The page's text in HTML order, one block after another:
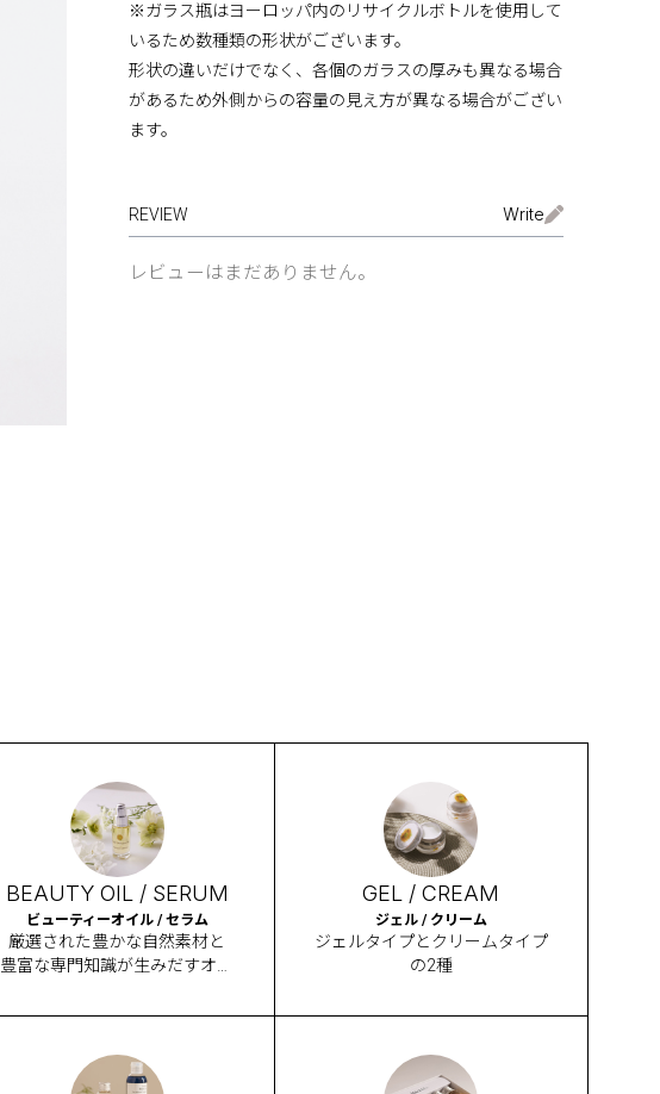
※ガラス瓶はヨーロッパ内のリサイクルボトルを使用して
いるため数種類の形状がございます。
形状の違いだけでなく、各個のガラスの厚みも異なる場合
があるため外側からの容量の見え方が異なる場合がござい
ます。
REVIEW Write
レビューはまだありません。
BEAUTY OIL / SERUM
ビューティーオイル / セラム
厳選された豊かな自然素材と
豊富な専門知識が生みだすオイ
GEL / CREAM
ジェル / クリーム
ジェルタイプとクリームタイプ
の2種